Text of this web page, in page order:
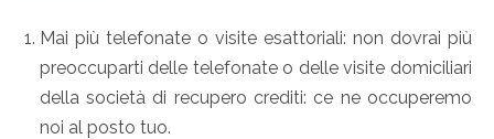
Mai più telefonate o visite esattoriali: non dovrai più
preoccuparti delle telefonate o delle visite domiciliari
della società di recupero crediti: ce ne occuperemo
noi al posto tuo.